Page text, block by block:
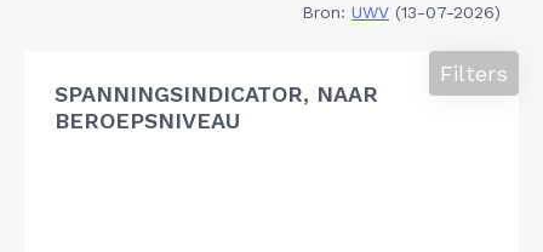
Bron: UWV (13-07-2026)
SPANNINGSINDICATOR, NAAR
BEROEPSNIVEAU
Filters